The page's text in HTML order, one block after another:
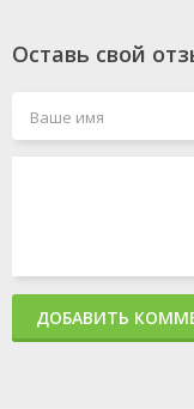
Оставь свой
ДОБАВИТЬ